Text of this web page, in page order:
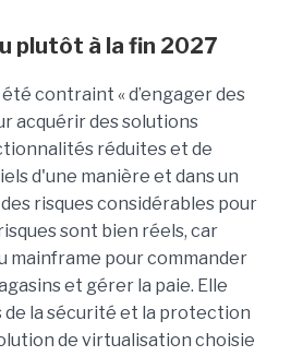
plutôt à la fin 2027
été contraint « d’engager des
acquérir des solutions
réduites et de
d'une manière et dans un
risques considérables pour
sont bien réels, car
mainframe pour commander
et gérer la paie. Elle
de la sécurité et la protection
de virtualisation choisie